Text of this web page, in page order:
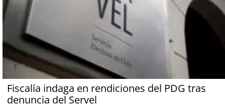
Fiscalía indaga en rendiciones del PDG tras
denuncia del Servel